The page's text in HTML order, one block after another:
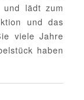
lädt zum
und das
viele Jahre
haben